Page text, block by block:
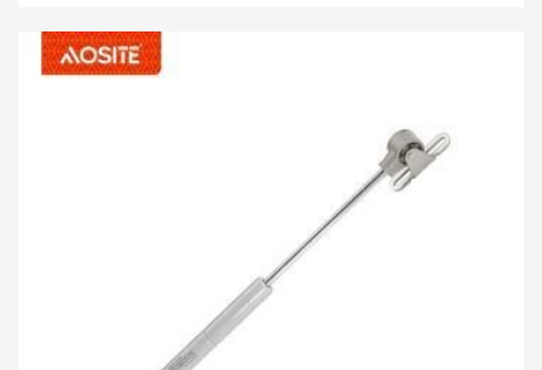
năng giữ nguyên vị trí được thiết kế đặc biệt, cho phép
bạn dừng cửa lật ở bất kỳ góc nào theo nhu cầu của bạn.
cửa lật sẽ tự động mở chỉ bằng một cú ấn nhẹ, giúp bạn
tiết kiệm thời gian và công sức. Thiết kế chuyển động
thủy lực hướng xuống làm chậm hiệu quả việc hạ cửa,
ngăn ngừa việc đóng đột ngột và các nguy cơ tiềm ẩn về
an toàn, đồng thời cũng giảm tiếng ồn.